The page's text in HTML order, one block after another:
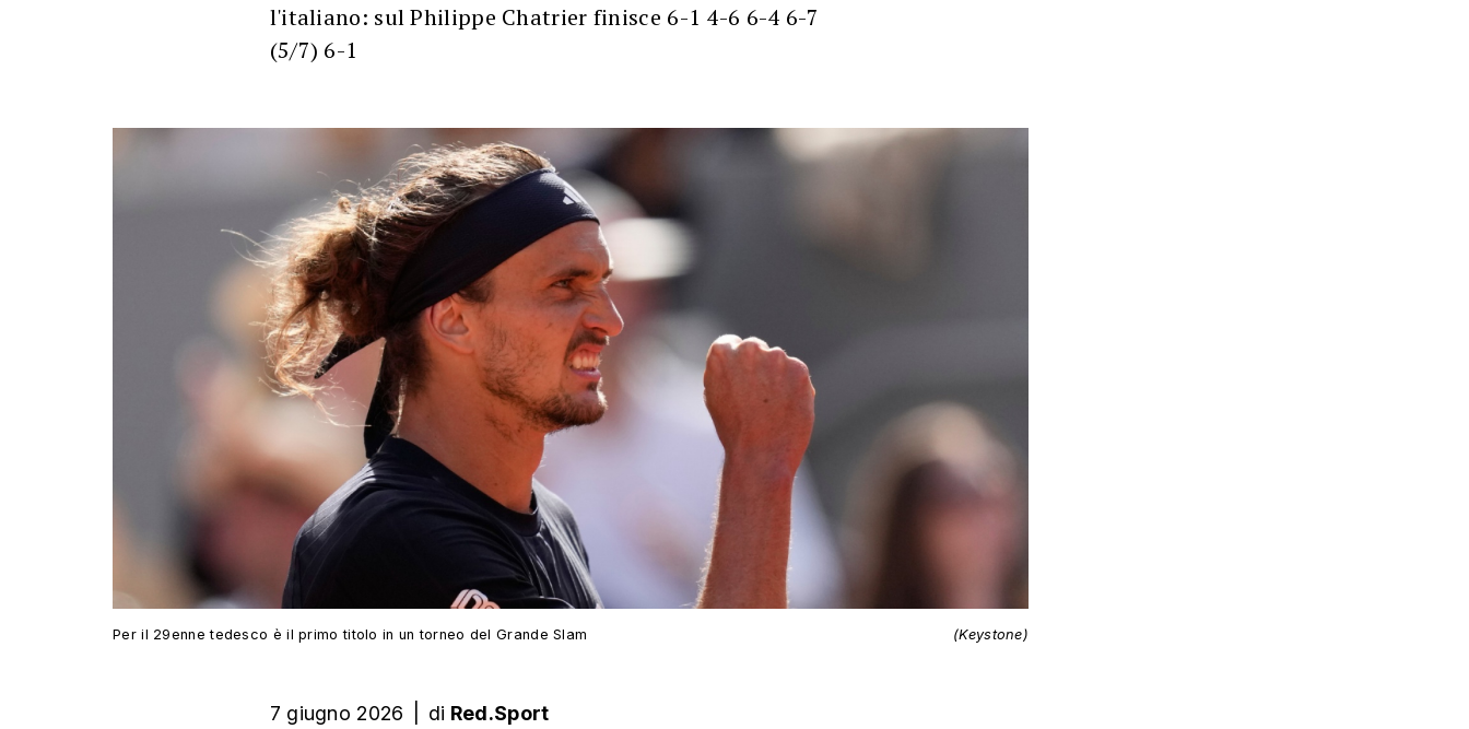
l'italiano: sul Philippe Chatrier finisce 6-1 4-6 6-4 6-7
(5/7) 6-1
Per il 29enne tedesco è il primo titolo in un torneo del Grande Slam (Keystone)
7 giugno 2026 di Red.Sport